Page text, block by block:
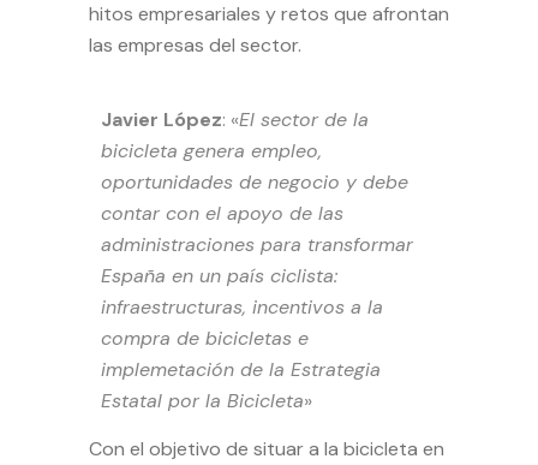
hitos empresariales y retos que afrontan
las empresas del sector.
Javier López: «El sector de la
bicicleta genera empleo,
oportunidades de negocio y debe
contar con el apoyo de las
administraciones para transformar
España en un país ciclista:
infraestructuras, incentivos a la
compra de bicicletas e
implemetación de la Estrategia
Estatal por la Bicicleta»
Con el objetivo de situar a la bicicleta en